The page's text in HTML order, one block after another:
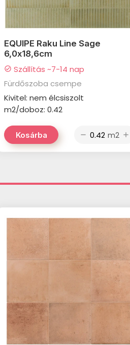
EQUIPE Raku Line Sage
6,0x18,6cm
check_circle Szállítás ~7-14 nap
Fürdőszoba csempe
Kivitel: nem élcsiszolt
m2/doboz: 0.42
Kosárba remove m2 add